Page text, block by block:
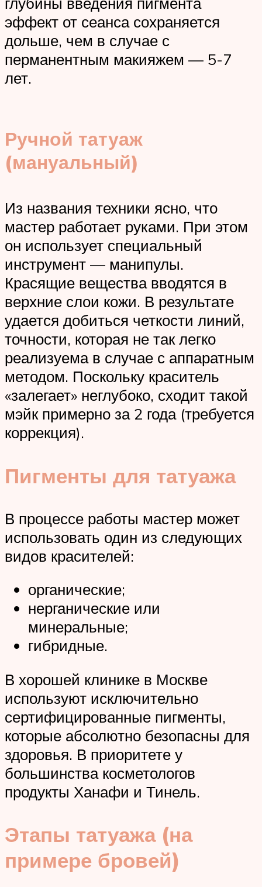
эффект от сеанса сохраняется
дольше, чем в случае с
перманентным макияжем — 5-7
лет.
Ручной татуаж
(мануальный)
Из названия техники ясно, что
мастер работает руками. При этом
он использует специальный
инструмент — манипулы.
Красящие вещества вводятся в
верхние слои кожи. В результате
удается добиться четкости линий,
точности, которая не так легко
реализуема в случае с аппаратным
методом. Поскольку краситель
«залегает» неглубоко, сходит такой
мэйк примерно за 2 года (требуется
коррекция).
Пигменты для татуажа
В процессе работы мастер может
использовать один из следующих
видов красителей:
органические;
нерганические или
минеральные;
гибридные.
В хорошей клинике в Москве
используют исключительно
сертифицированные пигменты,
которые абсолютно безопасны для
здоровья. В приоритете у
большинства косметологов
продукты Ханафи и Тинель.
Этапы татуажа (на
примере бровей)